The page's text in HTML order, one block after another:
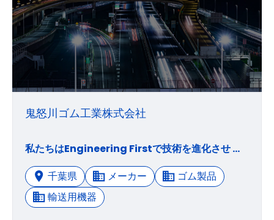
鬼怒川ゴム工業株式会社
私たちはEngineering Firstで技術を進化させ 安全、安心、快適な製品を提供し お客様の全ての課題解決に貢献します 私たちは個人と組織の相互成長に取り組み Globalの文化や動向を捉えた経営戦略による 持続的発展を目指します 私たちは社会貢献を通じて 従業員が誇りを持てる会社を目指します
千葉県
メーカー
ゴム製品
輸送用機器